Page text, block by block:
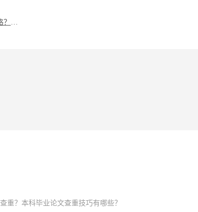
论文查重率多少算合格？如何降低论文重复率？
重？本科毕业论文查重技巧有哪些？